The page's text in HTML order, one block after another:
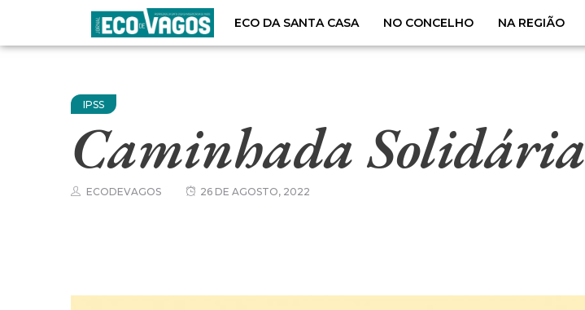
ECO DA SANTA CASA NO CONCELHO NA REGIÃO
IPSS
Caminhada Solidária
ECODEVAGOS 26 DE AGOSTO, 2022